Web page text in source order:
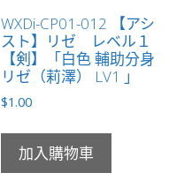
WXDi-CP01-012 【アシ
スト】リゼ レベル１
【剣】「白色 輔助分身
リゼ（莉澤） LV1 」
$1.00
加入購物車